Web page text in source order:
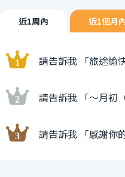
近1周內 近1個月
請告訴我 「旅途愉
請告訴我 「〜月初
請告訴我 「感謝你